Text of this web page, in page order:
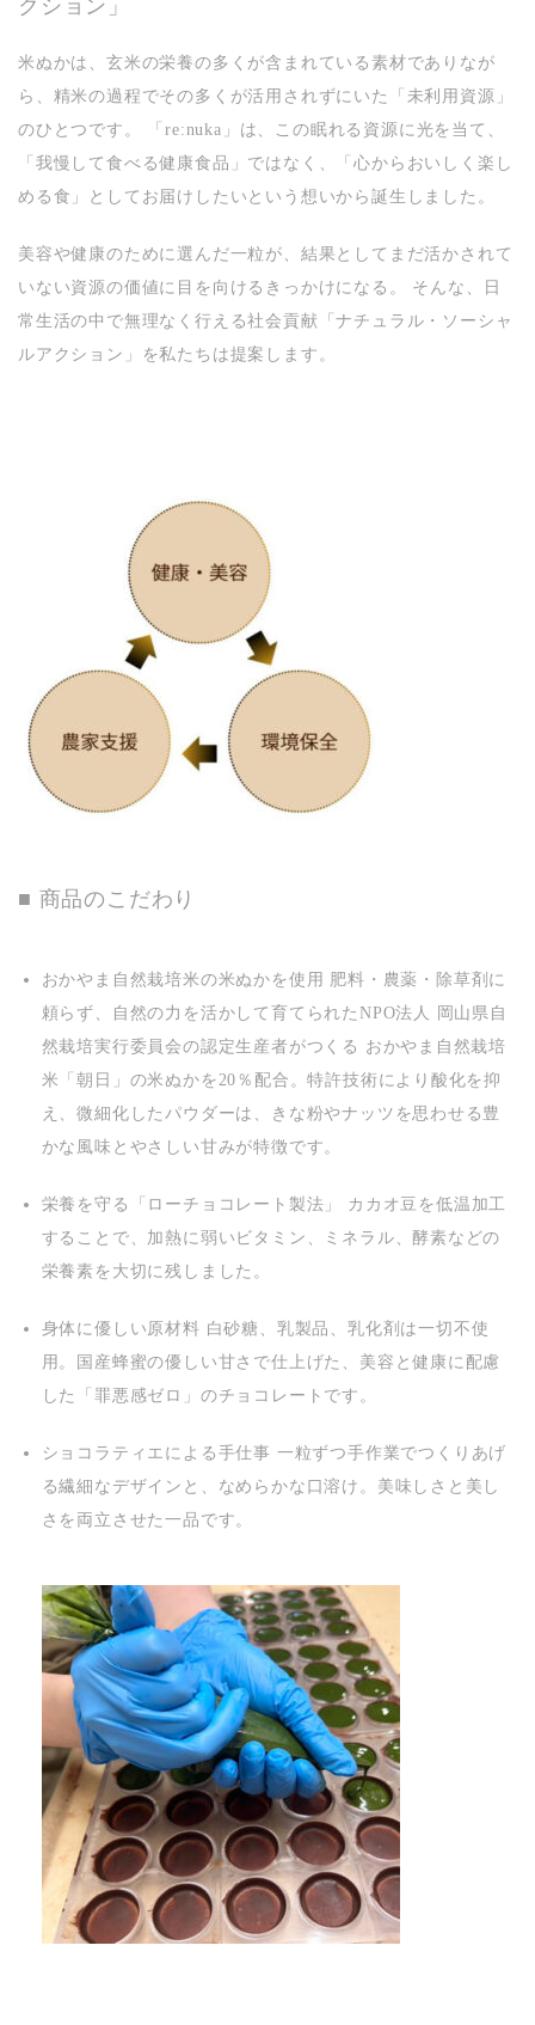
クション」
米ぬかは、玄米の栄養の多くが含まれている素材でありなが
ら、精米の過程でその多くが活用されずにいた「未利用資源」
のひとつです。 「re:nuka」は、この眠れる資源に光を当て、
「我慢して食べる健康食品」ではなく、「心からおいしく楽し
める食」としてお届けしたいという想いから誕生しました。
美容や健康のために選んだ一粒が、結果としてまだ活かされて
いない資源の価値に目を向けるきっかけになる。 そんな、日
常生活の中で無理なく行える社会貢献 「ナチュラル・ソーシャ
ルアクション」
を私たちは提案します。
■ 商品のこだわり
おかやま自然栽培米の米ぬかを使用 肥料・農薬・除草剤に
頼らず、自然の力を活かして育てられたNPO法人 岡山県自
然栽培実行委員会の認定生産者がつくる おかやま自然栽培
米「朝日」の米ぬかを20％配合。特許技術により酸化を抑
え、微細化したパウダーは、きな粉やナッツを思わせる豊
かな風味とやさしい甘みが特徴です。
栄養を守る「ローチョコレート製法」
カカオ豆を低温加工
することで、加熱に弱いビタミン、ミネラル、酵素などの
栄養素を大切に残しました。
身体に優しい原材料 白砂糖、乳製品、乳化剤は一切不使
用。国産蜂蜜の優しい甘さで仕上げた、美容と健康に配慮
した「罪悪感ゼロ」のチョコレートです。
ショコラティエによる手仕事 一粒ずつ手作業でつくりあげ
る繊細なデザインと、なめらかな口溶け。美味しさと美し
さを両立させた一品です。